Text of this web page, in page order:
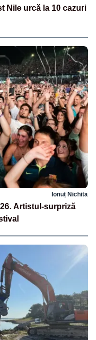
Nile urcă la 10 cazuri
Ionuț Nichita
Artistul-surpriză